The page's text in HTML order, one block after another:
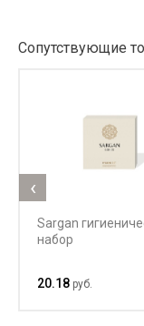
Сопутствующие
Sargan
набор
20.18 руб.
‹